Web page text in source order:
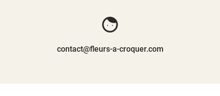
contact@fleurs-a-croquer.com